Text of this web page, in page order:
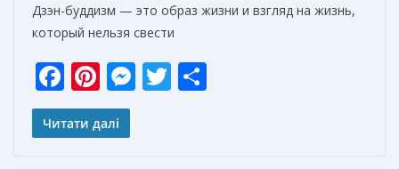
Дзэн-буддизм — это образ жизни и взгляд на жизнь,
который нельзя свести
F
ac
e
Pi
nt
er
M T
Читати далі